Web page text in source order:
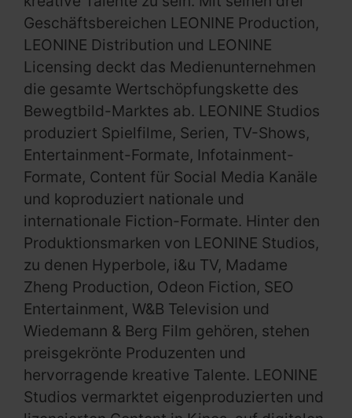
Geschäftsbereichen LEONINE Production,
LEONINE Distribution und LEONINE
Licensing deckt das Medienunternehmen
die gesamte Wertschöpfungskette des
Bewegtbild-Marktes ab. LEONINE Studios
produziert Spielfilme, Serien, TV-Shows,
Entertainment-Formate, Infotainment-
Formate, Content für Social Media Kanäle
und koproduziert nationale und
internationale Fiction-Formate. Hinter den
Produktionsmarken von LEONINE Studios,
zu denen Hyperbole, i&u TV, Madame
Zheng Production, Odeon Fiction, SEO
Entertainment, W&B Television und
Wiedemann & Berg Film gehören, stehen
preisgekrönte Produzenten und
hervorragende kreative Talente. LEONINE
Studios vermarktet eigenproduzierten und